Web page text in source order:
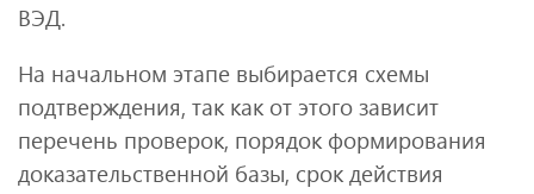
ВЭД.
На начальном этапе выбирается схемы
подтверждения, так как от этого зависит
перечень проверок, порядок формирования
доказательственной базы, срок действия